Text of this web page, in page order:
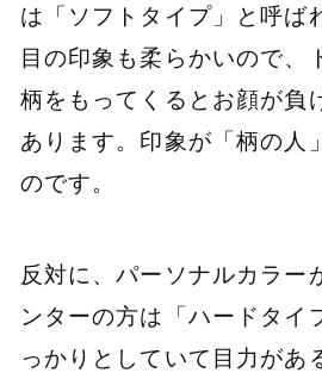
は「ソフトタイプ」と呼ば
目の印象も柔らかいので、
柄をもってくるとお顔が負
あります。印象が「柄の人
のです。
反対に、パーソナルカラー
ンターの方は「ハードタイ
っかりとしていて目力があ